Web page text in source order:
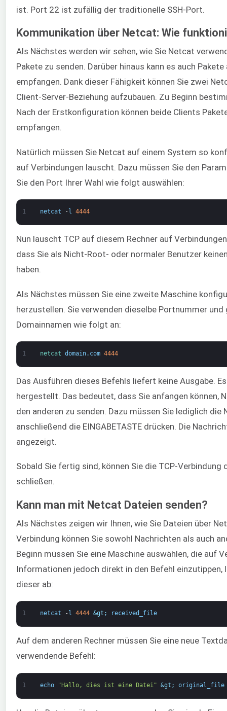
ist. Port 22 ist zufällig der traditionelle SSH-Port.
Kommunikation über Netcat: Wie
Als Nächstes werden wir sehen, wie Sie Netcat
Pakete zu senden. Darüber hinaus kann es auch
empfangen. Dank dieser Fähigkeit können Sie zwei
Client-Server-Beziehung aufzubauen. Zu Beginn
Nach der Erstkonfiguration können beide Clients
empfangen.
Natürlich müssen Sie Netcat auf einem System so
auf Verbindungen lauscht. Dazu müssen Sie den
Sie den Port Ihrer Wahl wie folgt auswählen:
1 netcat - l 4444
Nun lauscht TCP auf diesem Rechner auf
dass Sie als Nicht-Root- oder normaler Benutzer
haben.
Als Nächstes müssen Sie eine zweite Maschine
herzustellen. Sie verwenden dieselbe Portnummer
Domainnamen wie folgt an:
1 netcat domain. com 4444
Das Ausführen dieses Befehls liefert keine Ausgabe.
hergestellt. Das bedeutet, dass Sie anfangen können,
den anderen zu senden. Dazu müssen Sie lediglich die
anschließend die EINGABETASTE drücken. Die
angezeigt.
Sobald Sie fertig sind, können Sie die TCP-Verbindung
schließen.
Kann man mit Netcat Dateien senden?
Als Nächstes zeigen wir Ihnen, wie Sie Dateien über
Verbindung können Sie sowohl Nachrichten als auch
Beginn müssen Sie eine Maschine auswählen, die auf
Informationen jedoch direkt in den Befehl einzutippen,
dieser ab:
1 netcat - l 4444 &gt; received_file
Auf dem anderen Rechner müssen Sie eine neue
verwendende Befehl:
1 echo "Hallo, dies ist eine Datei" &gt; original_file